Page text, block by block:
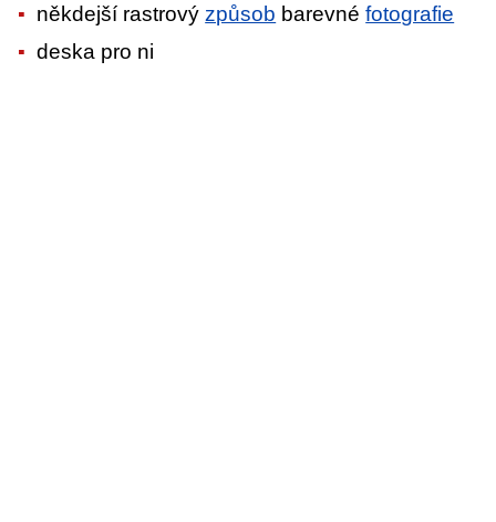
někdejší rastrovýzpůsob barevnéfotografie
deska pro ni